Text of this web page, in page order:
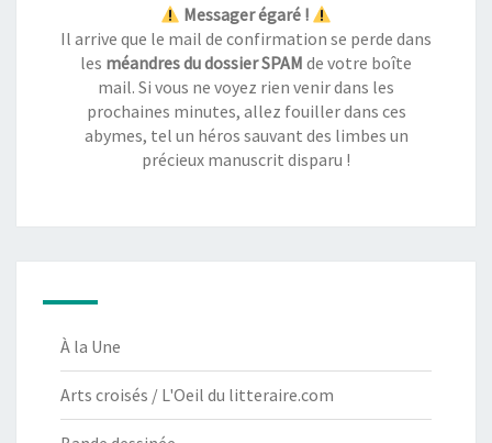
Messager égaré !
Il arrive que le mail de confirmation se perde dans
les méandres du dossier SPAM de votre boîte
mail. Si vous ne voyez rien venir dans les
prochaines minutes, allez fouiller dans ces
abymes, tel un héros sauvant des limbes un
précieux manuscrit disparu !
À la Une
Arts croisés / L'Oeil du litteraire.com